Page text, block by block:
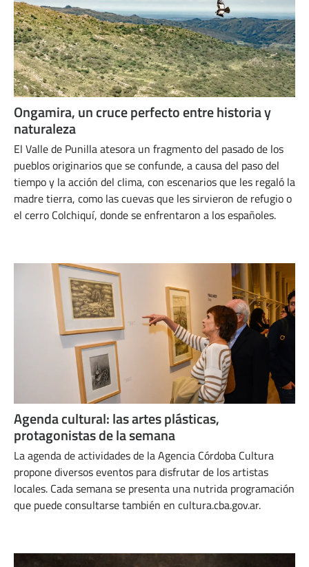
Ongamira, un cruce perfecto entre historia y
naturaleza
El Valle de Punilla atesora un fragmento del pasado de los
pueblos originarios que se confunde, a causa del paso del
tiempo y la acción del clima, con escenarios que les regaló la
madre tierra, como las cuevas que les sirvieron de refugio o
el cerro Colchiquí, donde se enfrentaron a los españoles.
Agenda cultural: las artes plásticas,
protagonistas de la semana​
La agenda de actividades de la Agencia Córdoba Cultura
propone diversos eventos para disfrutar de los artistas
locales. Cada semana se presenta una nutrida programación
que puede consultarse también en cultura.cba.gov.ar.